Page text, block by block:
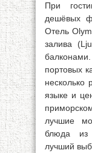
При
дешёвых
Отель
залива
портовых
языке и
лучшие
блюда из
лучший